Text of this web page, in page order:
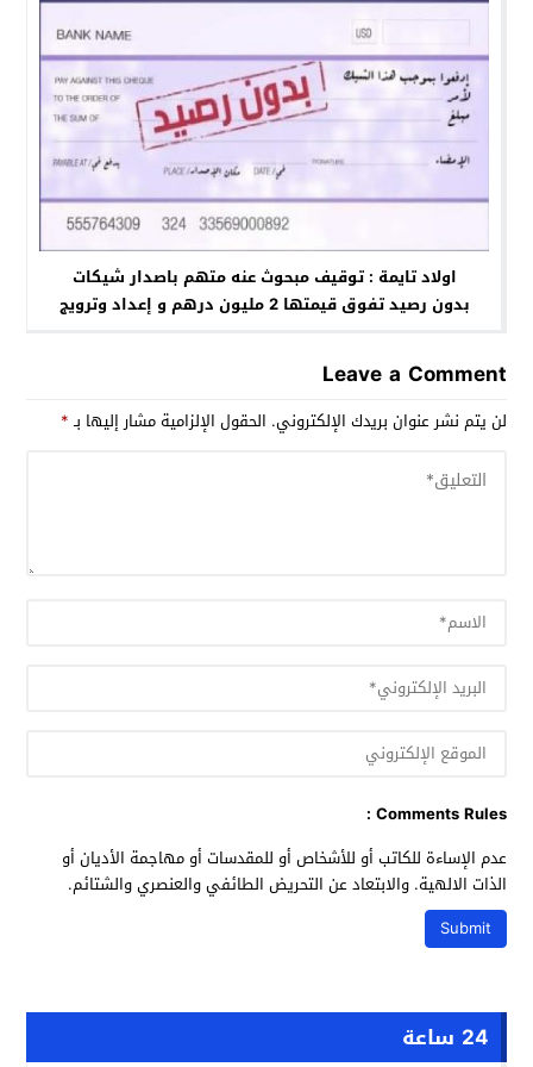
اولاد تايمة : توقيف مبحوث عنه متهم باصدار شيكات
بدون رصيد تفوق قيمتها 2 مليون درهم و إعداد وترويج
Leave a Comment
لن يتم نشر عنوان بريدك الإلكتروني. الحقول الإلزامية مشار إليها بـ*
Comments Rules :
عدم الإساءة للكاتب أو للأشخاص أو للمقدسات أو مهاجمة الأديان أو
الذات الالهية. والابتعاد عن التحريض الطائفي والعنصري والشتائم.
24 ساعة